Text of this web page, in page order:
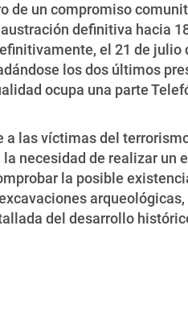
de un compromiso
definitiva hacia
el 21 de julio
los dos últimos
ocupa una parte
las víctimas del
necesidad de realizar un
la posible
del desarrollo